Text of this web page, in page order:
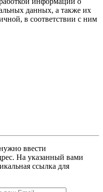
данных, а также их
в соответствии с ним
ввести
На указанный вами
ссылка для